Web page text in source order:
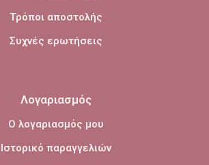
Τρόποι αποστολής
Συχνές ερωτήσεις
Λογαριασμός
Ο λογαριασμός μου
Ιστορικό παραγγελιών